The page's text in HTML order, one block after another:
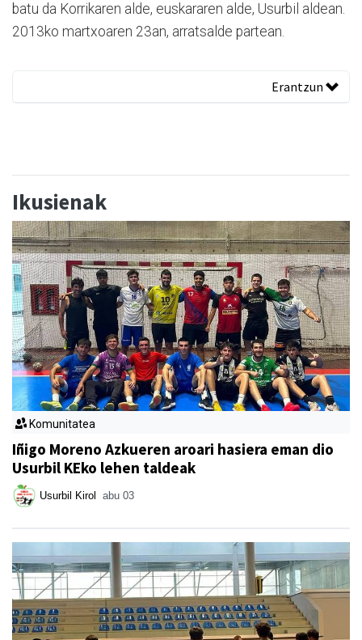
batu da Korrikaren alde, euskararen alde, Usurbil aldean.
2013ko martxoaren 23an, arratsalde partean.
Erantzun
Ikusienak
Komunitatea
Iñigo Moreno Azkueren aroari hasiera eman dio
Usurbil KEko lehen taldeak
Usurbil Kirol abu 03